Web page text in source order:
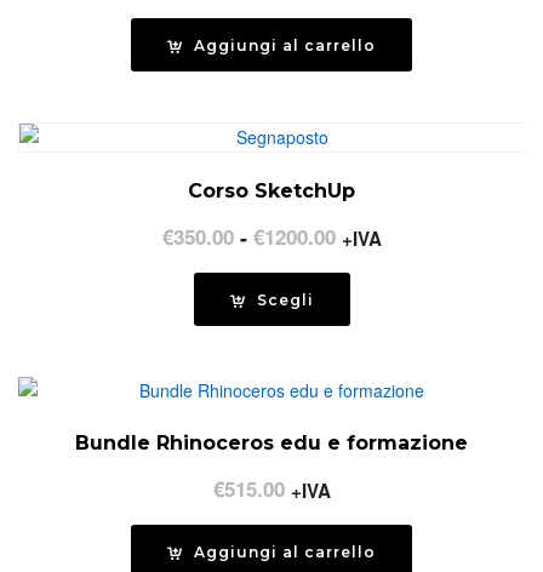
Aggiungi al carrello
Corso SketchUp
€350.00 - €1200.00Fascia
di
da
a
+IVA
Scegli
Bundle Rhinoceros edu e formazione
€515.00 +IVA
Aggiungi al carrello